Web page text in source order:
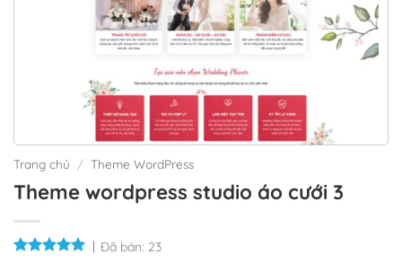
Trang chủ / Theme WordPress
Theme wordpress studio áo cưới 3
Đã bán: 23